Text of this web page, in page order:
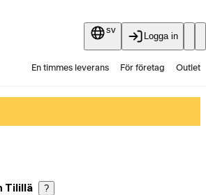
sv
Logga in
En timmes leverans För företag Outlet
Tilillä ?